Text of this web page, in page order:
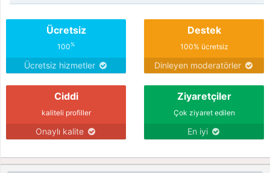
Ücretsiz
100%
Ücretsiz hizmetler
Destek
100% ücretsiz
Dinleyen moderatörler
Ciddi
kaliteli profiller
Onaylı kalite
Ziyaretçiler
Çok ziyaret edilen
En iyi